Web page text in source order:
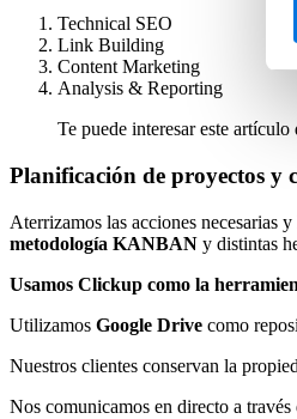
Technical SEO
Link Building
Content Marketing
Analysis & Reporting
Te puede interesar este artículo
Planificación de proyectos y
Aterrizamos las acciones necesarias
metodología KANBAN y distintas
Usamos Clickup como la
Utilizamos Google Drive como
Nuestros clientes conservan la
Nos comunicamos en directo a